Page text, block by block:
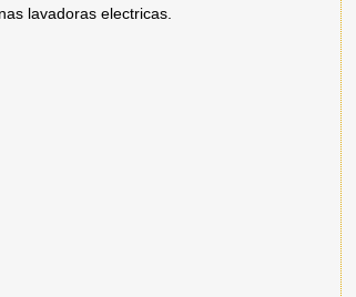
lavadoras electricas.